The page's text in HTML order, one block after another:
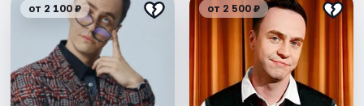
от 2 100 ₽ от 2 500 ₽